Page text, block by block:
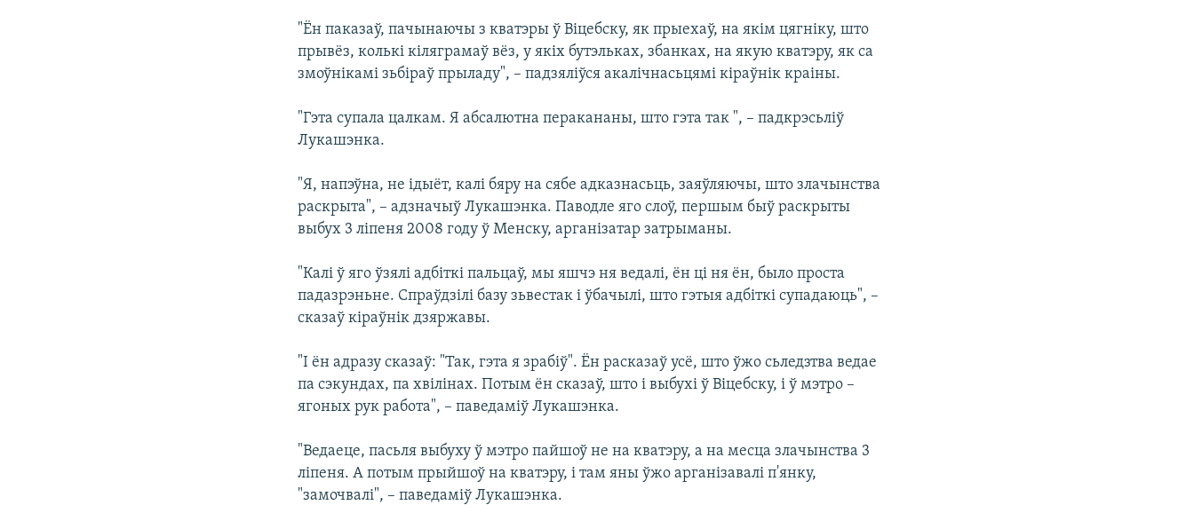
"Ён паказаў, пачынаючы з кватэры ў Віцебску, як прыехаў, на якім цягніку, што
прывёз, колькі кіляграмаў вёз, у якіх бутэльках, збанках, на якую кватэру, як са
змоўнікамі зьбіраў прыладу", – падзяліўся акалічнасьцямі кіраўнік краіны.
"Гэта супала цалкам. Я абсалютна перакананы, што гэта так ", – падкрэсьліў
Лукашэнка.
"Я, напэўна, не ідыёт, калі бяру на сябе адказнасьць, заяўляючы, што злачынства
раскрыта", – адзначыў Лукашэнка. Паводле яго слоў, першым быў раскрыты
выбух 3 ліпеня 2008 году ў Менску, арганізатар затрыманы.
"Калі ў яго ўзялі адбіткі пальцаў, мы яшчэ ня ведалі, ён ці ня ён, было проста
падазрэньне. Спраўдзілі базу зьвестак і ўбачылі, што гэтыя адбіткі супадаюць", –
сказаў кіраўнік дзяржавы.
"І ён адразу сказаў: "Так, гэта я зрабіў". Ён расказаў усё, што ўжо сьледзтва ведае
па сэкундах, па хвілінах. Потым ён сказаў, што і выбухі ў Віцебску, і ў мэтро –
ягоных рук работа", – паведаміў Лукашэнка.
"Ведаеце, пасьля выбуху ў мэтро пайшоў не на кватэру, а на месца злачынства 3
ліпеня. А потым прыйшоў на кватэру, і там яны ўжо арганізавалі п'янку,
"замочвалі", – паведаміў Лукашэнка.